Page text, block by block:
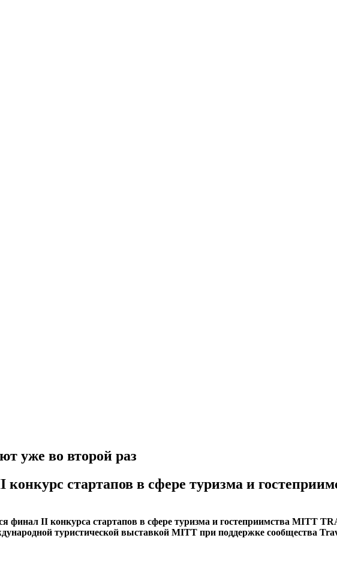
уже во второй раз
стартапов в сфере туризма и
финал II конкурса стартапов в сфере туризма и гостеприимства MITT
туристической выставкой MITT при поддержке сообщества